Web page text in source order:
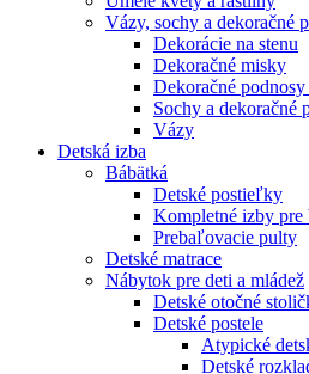
Vázy, sochy a dekoračné
Dekorácie na stenu
Dekoračné misky
Dekoračné podnosy
Sochy a dekoračné
Vázy
Detská izba
Bábätká
Detské postieľky
Kompletné izby pre
Prebaľovacie pulty
Detské matrace
Nábytok pre deti a mládež
Detské otočné
Detské postele
Atypické
Detské